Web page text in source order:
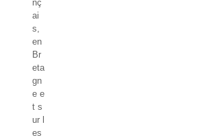
nç
ai
s,
en
Br
eta
gn
e e
t s
ur l
es